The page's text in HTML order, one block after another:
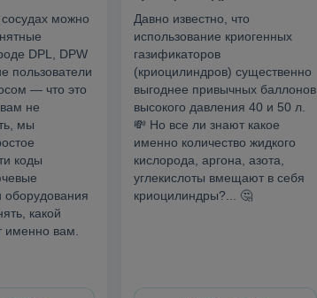
можно
DPL, DPW
пользователи
— что это
не
мы
коды
оборудования
какой
именно вам.
Давно известно, что
использование криогенных
газификаторов
(криоцилиндров) существенно
выгоднее привычных баллонов
высокого давления 40 и 50 л.
💸 Но все ли знают какое
именно количество жидкого
кислорода, аргона, азота,
углекислоты вмещают в себя
криоцилиндры?... 🤔